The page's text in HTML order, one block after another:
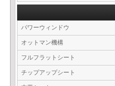
パワーウィンドウ
オットマン機構
フルフラットシート
チップアップシート